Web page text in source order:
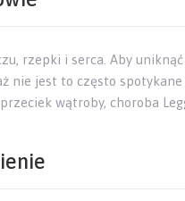
rzepki i serca. Aby
nie jest to często
wątroby, choroba